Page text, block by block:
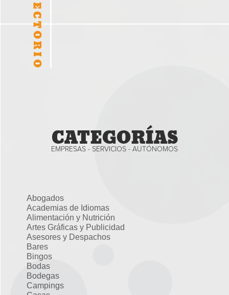
CATEGORÍAS
EMPRESAS - SERVICIOS - AUTÓNOMOS
Abogados
Academias de Idiomas
Alimentación y Nutrición
Artes Gráficas y Publicidad
Asesores y Despachos
Bares
Bingos
Bodas
Bodegas
Campings